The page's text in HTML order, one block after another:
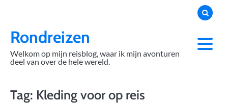
contentRondreizen
Welkom op mijn reisblog, waar ik mijn avonturen
deel van over de hele wereld.
Tag: Kleding voor op reis